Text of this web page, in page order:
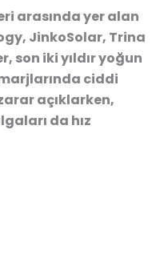
arasında yer alan
JinkoSolar, Trina
son iki yıldır yoğun
ciddi
açıklarken,
da hız